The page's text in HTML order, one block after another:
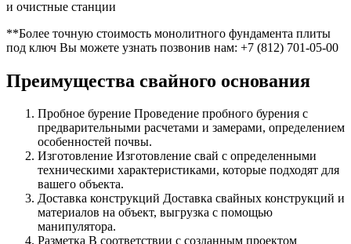
и очистные станции
**Более точную стоимость монолитного фундамента плиты
под ключ Вы можете узнать позвонив нам: +7 (812) 701-05-00
Преимущества свайного основания
Пробное бурение Проведение пробного бурения с
предварительными расчетами и замерами, определением
особенностей почвы.
Изготовление Изготовление свай с определенными
техническими характеристиками, которые подходят для
вашего объекта.
Доставка конструкций Доставка свайных конструкций и
материалов на объект, выгрузка с помощью
манипулятора.
Разметка В соответствии с созданным проектом